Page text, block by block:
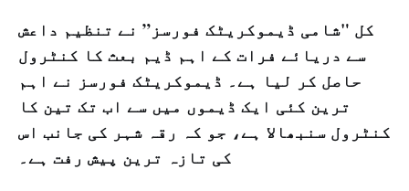
کل "شامی ڈیموکریٹک فورسز” نے تنظیم داعش
سے دریائے فرات کے اہم ڈیم بعث کا کنٹرول
حاصل کر لیا ہے۔ ڈیموکریٹک فورسز نے اہم
ترین کئی ایک ڈیموں میں سے اب تک تین کا
کنٹرول سنبھالا ہے، جو کہ رقہ شہر کی جانب اس
کی تازہ ترین پیش رفت ہے۔